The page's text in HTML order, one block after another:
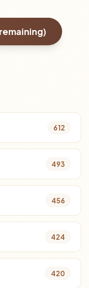
remaining)
612
493
456
424
420